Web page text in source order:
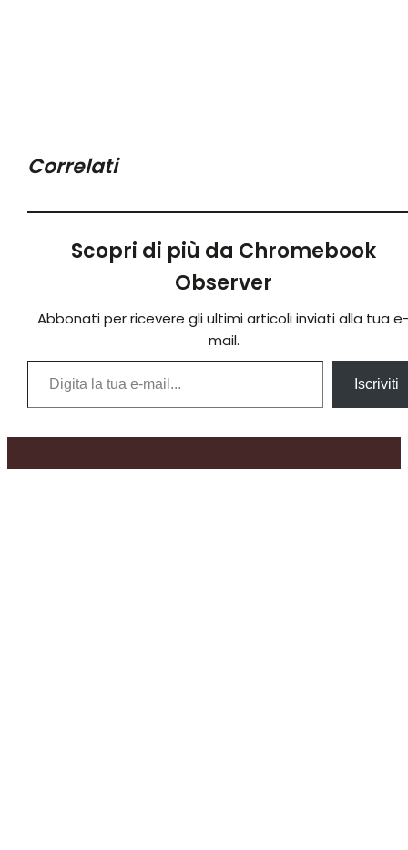
Correlati
Scopri di più da Chromebook
Observer
Abbonati per ricevere gli ultimi articoli inviati alla tua
mail.
Digita la tua e-mail...
Iscriviti